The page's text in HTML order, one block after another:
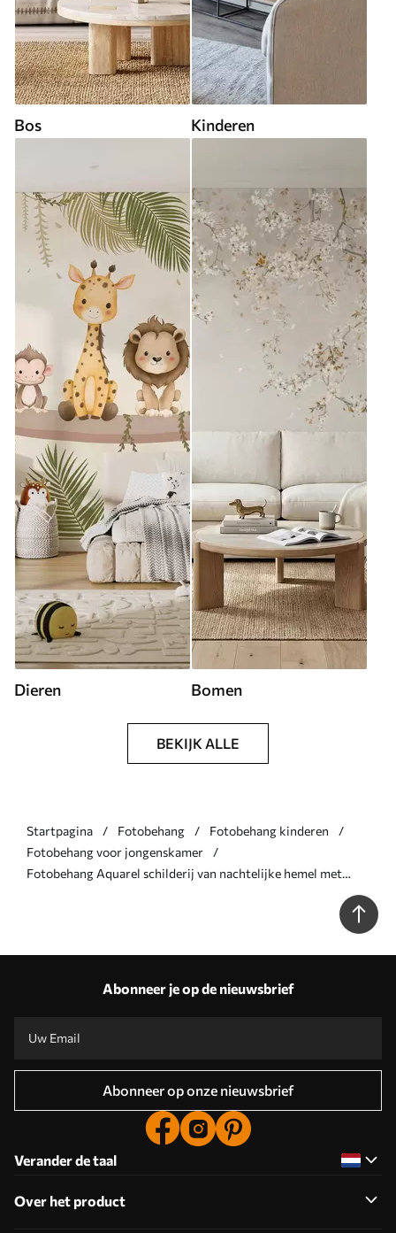
Bos Kinderen
Dieren Bomen
BEKIJK ALLE
Startpagina Fotobehang
Fotobehang kinderen
Fotobehang voor jongenskamer
Fotobehang Aquarel schilderij van nachtelijke hemel met
Abonneer je op de nieuwsbrief
Abonneer op onze nieuwsbrief
Verander de taal
Over het product